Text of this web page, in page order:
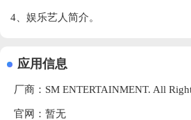
4、娱乐艺人简介。
应用信息
厂商： SM ENTERTAINMENT. All
官网：暂无